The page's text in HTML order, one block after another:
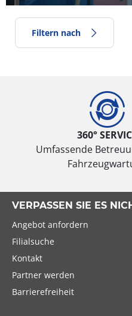
Filtern nach
Alle Arten (0)
Winter (0)
Sommer (0)
Ganzjahresreifen
Fahrzeugmodell
Alle Arten (0)
Pkw (0)
4x4/Offroad (0)
Transporter (0)
360°
Umfassende
VERPASSEN SIE ES
Angebot anfordern
Filialsuche
Kontakt
Partner werden
Barrierefreiheit